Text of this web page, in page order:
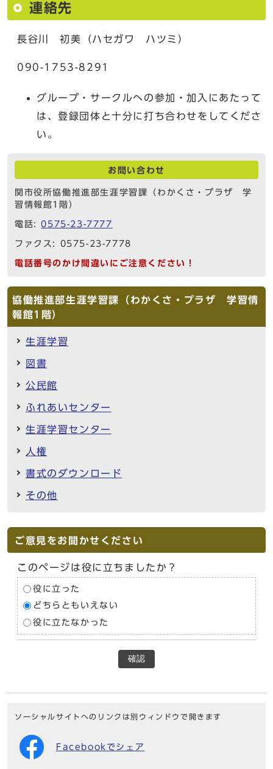
連絡先
長谷川 初美（ハセガワ ハツミ）
090-1753-8291
グループ・サークルへの参加・加入にあたって
は、登録団体と十分に打ち合わせをしてくださ
い。
お問い合わせ
関市役所協働推進部生涯学習課（わかくさ・プラザ 学
習情報館1階）
電話:0575-23-7777
ファクス: 0575-23-7778
電話番号のかけ間違いにご注意ください！
協働推進部生涯学習課（わかくさ・プラザ 学習情
報館1階）
生涯学習
図書
公民館
ふれあいセンター
生涯学習センター
人権
書式のダウンロード
その他
ご意見をお聞かせください
このページは役に立ちましたか？
役に立った
どちらともいえない
役に立たなかった
確認
ソーシャルサイトへのリンクは別ウィンドウで開きます
Facebookでシェア